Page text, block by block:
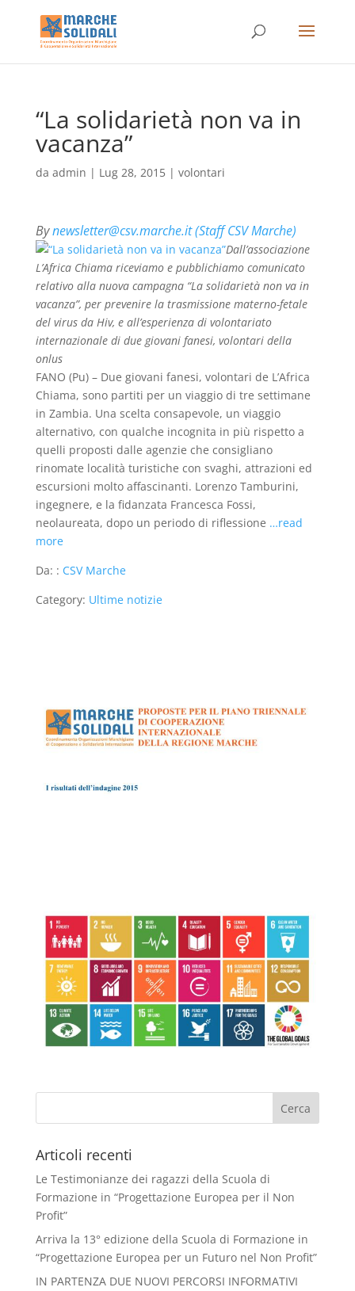
“La solidarietà non va in
vacanza”
da admin | Lug 28, 2015| volontari
Bynewsletter@csv.marche.it (Staff CSV Marche)
Dall’associazione
L’Africa Chiama riceviamo e pubblichiamo comunicato
relativo alla nuova campagna “La solidarietà non va in
vacanza”, per prevenire la trasmissione materno-fetale
del virus da Hiv, e all’esperienza di volontariato
internazionale di due giovani fanesi, volontari della
onlus
FANO (Pu) – Due giovani fanesi, volontari de L’Africa
Chiama, sono partiti per un viaggio di tre settimane
in Zambia. Una scelta consapevole, un viaggio
alternativo, con qualche incognita in più rispetto a
quelli proposti dalle agenzie che consigliano
rinomate località turistiche con svaghi, attrazioni ed
escursioni molto affascinanti. Lorenzo Tamburini,
ingegnere, e la fidanzata Francesca Fossi,
neolaureata, dopo un periodo di riflessione …read
more
Da: : CSV Marche
Category: Ultime notizie
Articoli recenti
Le Testimonianze dei ragazzi della Scuola di
Formazione in “Progettazione Europea per il Non
Profit”
Arriva la 13° edizione della Scuola di Formazione in
“Progettazione Europea per un Futuro nel Non Profit”
IN PARTENZA DUE NUOVI PERCORSI INFORMATIVI